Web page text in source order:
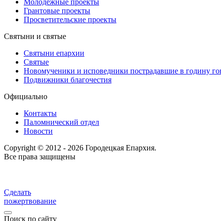
Грантовые проекты
Просветительские проекты
Святыни и святые
Святыни епархии
Святые
Новомученики и исповедники пострадавшие в годину
Подвижники благочестия
Официально
Контакты
Паломнический отдел
Новости
Copyright © 2012 - 2026 Городецкая Епархия.
Все права защищены
Сделать
пожертвование
Поиск по сайту